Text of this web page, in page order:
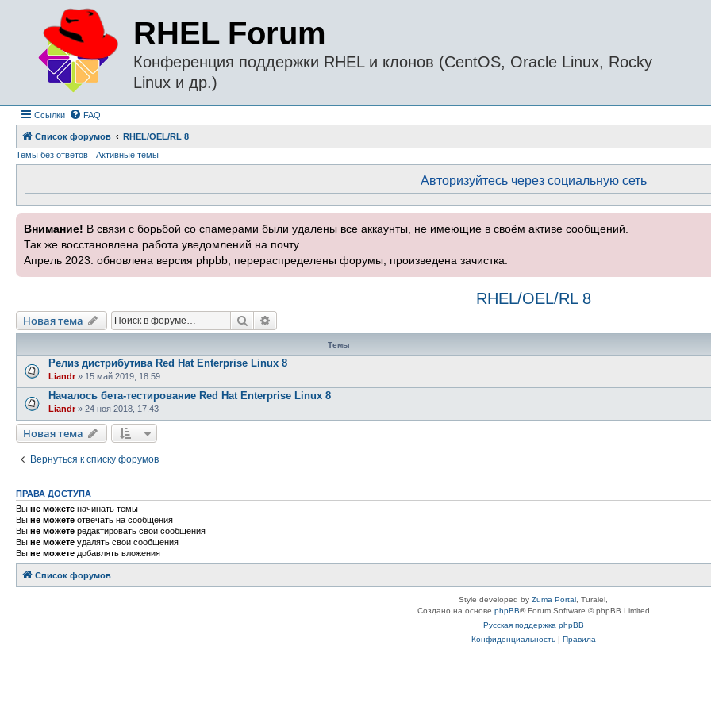
RHEL Forum
Конференция поддержки RHEL и клонов (CentOS, Oracle Linux, Rocky
Linux и др.)
Ссылки FAQ
Список форумов
RHEL/OEL/RL 8
Темы без ответов
Активные темы
Авторизуйтесь через социальную сеть
Внимание! В связи с борьбой со спамерами были удалены все аккаунты, не имеющие в своём активе сообщений.
Так же восстановлена работа уведомлений на почту.
Апрель 2023: обновлена версия phpbb, перераспределены форумы, произведена зачистка.
RHEL/OEL/RL 8
Новая тема Поиск
Темы
Релиз дистрибутива Red Hat Enterprise Linux 8
Liandr» 15 май 2019, 18:59
Началось бета-тестирование Red Hat Enterprise Linux 8
Liandr» 24 ноя 2018, 17:43
Новая тема
Вернуться к списку форумов
ПРАВА ДОСТУПА
Вы не можете начинать темы
Вы не можете отвечать на сообщения
Вы не можете редактировать свои сообщения
Вы не можете удалять свои сообщения
Вы не можете добавлять вложения
Список форумов
Style developed by Zuma Portal , Turaiel,
Создано на основе phpBB® Forum Software © phpBB Limited
Русская поддержка phpBB
Конфиденциальность| Правила